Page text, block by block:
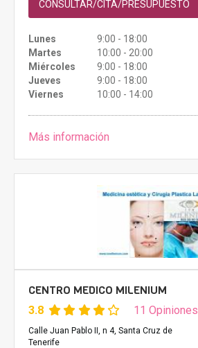
CONSULTAR/CITA/PRESUPUESTO
Lunes
9:00 - 18:00
Martes
10:00 - 20:00
Miércoles
9:00 - 18:00
Jueves
9:00 - 18:00
Viernes
10:00 - 14:00
Más información
CENTRO MEDICO MILENIUM
3.8 11 Opiniones
Calle Juan Pablo II, n 4, Santa Cruz de
Tenerife